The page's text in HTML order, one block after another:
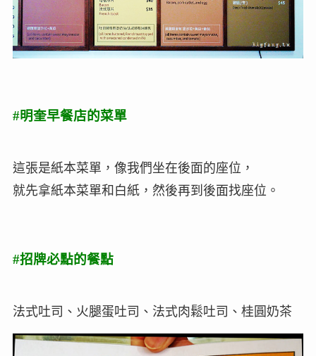
#明奎早餐店的菜單
這張是紙本菜單，像我們坐在後面的座位，
就先拿紙本菜單和白紙，然後再到後面找座位。
#招牌必點的餐點
法式吐司、火腿蛋吐司、法式肉鬆吐司、桂圓奶茶